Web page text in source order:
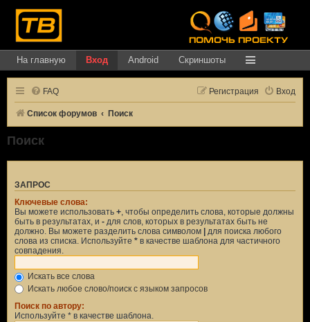
На главную Вход Android Скриншоты
FAQ Вход
Регистрация
Список форумов Поиск
Поиск
ЗАПРОС
Ключевые слова:
Вы можете использовать +, чтобы определить слова, которые должны
быть в результатах, и - для слов, которых в результатах быть не
должно. Вы можете разделить слова символом
для поиска любого
слова из списка. Используйте * в качестве шаблона для частичного
совпадения.
Искать все слова
Искать любое слово/поиск с языком запросов
Поиск по автору:
Используйте * в качестве шаблона.